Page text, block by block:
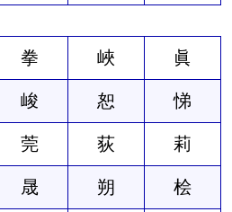
拳 峽 眞
峻 恕 悌
莞 荻 莉
晟 朔 桧